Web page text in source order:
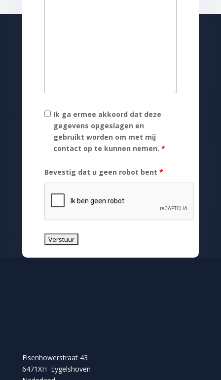
Ik ga ermee akkoord dat deze
gegevens opgeslagen en
gebruikt worden om met mij
contact op te kunnen nemen. *
Bevestig dat u geen robot bent *
Eisenhowerstraat 43
6471XH Eygelshoven